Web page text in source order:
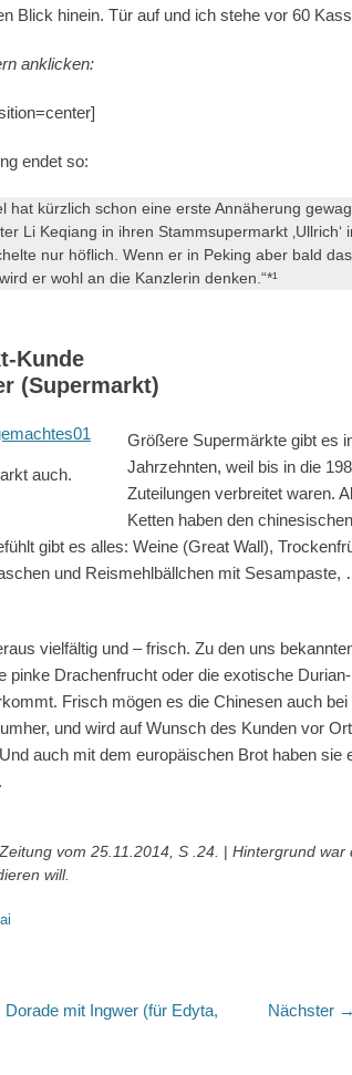
Blick hinein. Tür auf und ich stehe vor 60
anklicken:
endet so:
hat kürzlich schon eine erste Annäherung
Li Keqiang in ihren Stammsupermarkt
nur höflich. Wenn er in Peking aber bald
er wohl an die Kanzlerin denken.“*¹
Kunde
(Supermarkt)
auch.
Größere Supermärkte gibt es
Jahrzehnten, weil bis in die
Zuteilungen verbreitet waren.
Ketten haben den
gibt es alles: Weine (Great Wall),
und Reismehlbällchen mit Sesampaste,
vielfältig und – frisch. Zu den uns
pinke Drachenfrucht oder die exotische
Frisch mögen es die Chinesen auch
und wird auf Wunsch des Kunden vor
auch mit dem europäischen Brot haben
vom 25.11.2014, S .24. | Hintergrund war
will.
Dorade mit Ingwer (für Edyta,
Nächster →